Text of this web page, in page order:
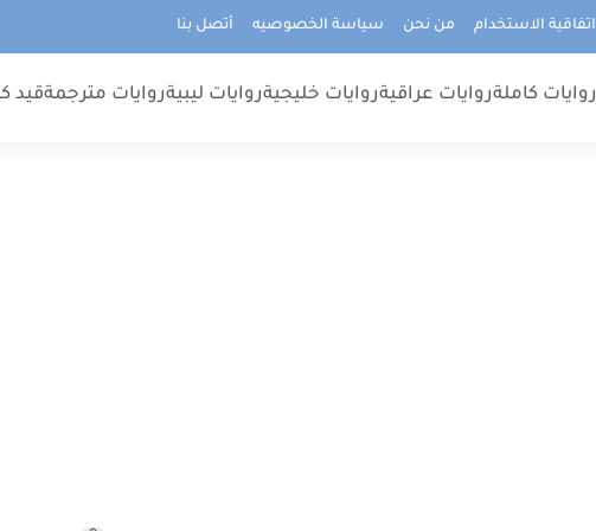
اتفاقية الاستخدام من نحن سياسة الخصوصيه أتصل بنا
روايات كاملةروايات عراقيةروايات خليجيةروايات ليبيةروايات مترجمةقيد